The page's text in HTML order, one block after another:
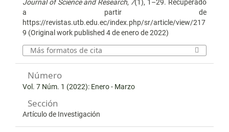
Journal of Science and Research, 7(1), 1–29. Recuperado
a partir de
https://revistas.utb.edu.ec/index.php/sr/article/view/217
9 (Original work published 4 de enero de 2022)
Más formatos de cita
Número
Vol. 7 Núm. 1 (2022): Enero - Marzo
Sección
Artículo de Investigación